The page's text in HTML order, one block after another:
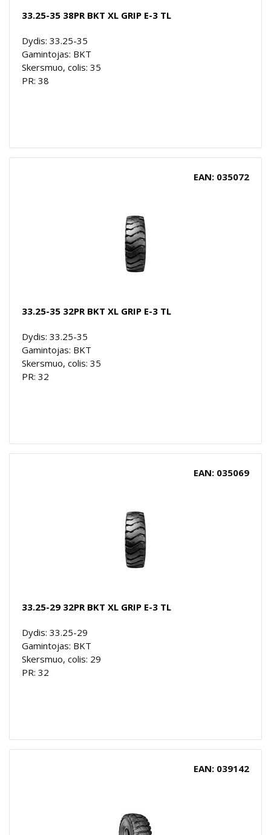
33.25-35 38PR BKT XL GRIP E-3 TL
Dydis: 33.25-35
Gamintojas: BKT
Skersmuo, colis: 35
PR: 38
EAN: 035072
33.25-35 32PR BKT XL GRIP E-3 TL
Dydis: 33.25-35
Gamintojas: BKT
Skersmuo, colis: 35
PR: 32
EAN: 035069
33.25-29 32PR BKT XL GRIP E-3 TL
Dydis: 33.25-29
Gamintojas: BKT
Skersmuo, colis: 29
PR: 32
EAN: 039142